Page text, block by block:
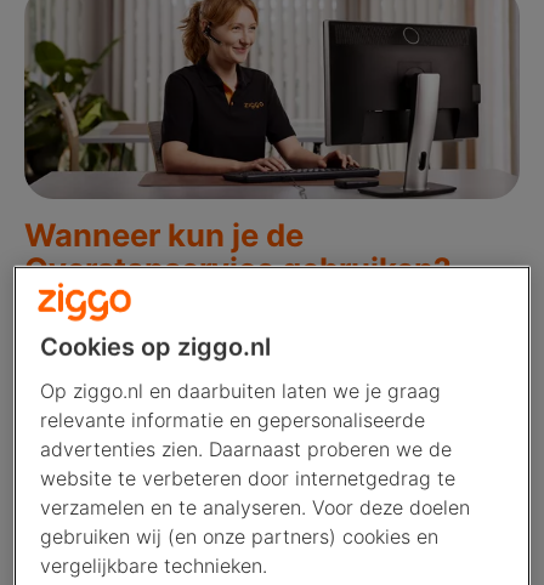
Wanneer kun je de
Overstapservice gebruiken?
Je kunt de Overstapservice gebruiken als:
Overstapservice ondersteunt
Je bij je huidige provider ten minste
een internetabonnement hebt
De overstapdatum minimaal 15 dagen
en maximaal 120 dagen in de
Cookies op ziggo.nl
Op ziggo.nl en daarbuiten laten we je graag
relevante informatie en gepersonaliseerde
advertenties zien. Daarnaast proberen we de
website te verbeteren door internetgedrag te
verzamelen en te analyseren. Voor deze doelen
gebruiken wij (en onze partners) cookies en
vergelijkbare technieken.